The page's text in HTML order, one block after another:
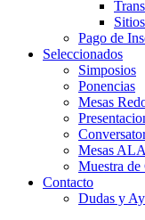
Pago de
Seleccionados
Simposios
Ponencias
Mesas
Mesas ALA
Muestra
Contacto
Dudas y